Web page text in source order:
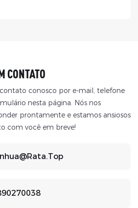
CONTATO
conosco por e-mail, telefone
nesta página. Nós nos
prontamente e estamos ansiosos
com você em breve!